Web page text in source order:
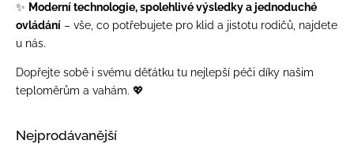
✨ Moderní technologie, spolehlivé výsledky a jednoduché
ovládání – vše, co potřebujete pro klid a jistotu rodičů, najdete
u nás.
Dopřejte sobě i svému děťátku tu nejlepší péči díky našim
teploměrům a vahám. 💖
Nejprodávanější